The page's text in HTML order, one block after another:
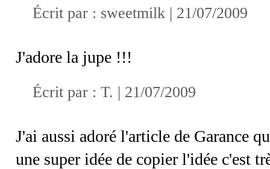
Écrit par : sweetmilk | 21/07/2009
J'adore la jupe !!!
Écrit par : T. | 21/07/2009
J'ai aussi adoré l'article de Garance
une super idée de copier l'idée c'est